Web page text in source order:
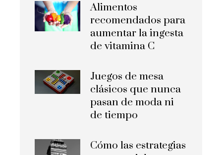
Alimentos
recomendados para
aumentar la ingesta
de vitamina C
Juegos de mesa
clásicos que nunca
pasan de moda ni
de tiempo
Cómo las estrategias